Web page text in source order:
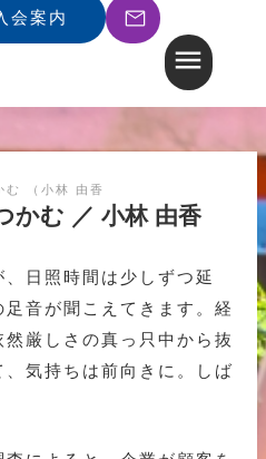
会案内
む （小林 由香
かむ ／ 小林 由香
日照時間は少しずつ延
音が聞こえてきます。経
厳しさの真っ只中から抜
気持ちは前向きに。しば